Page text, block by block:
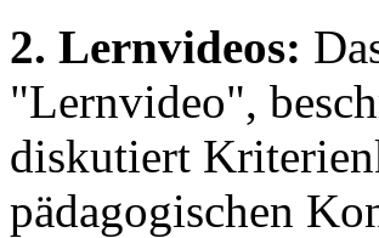
2. Lernvideos:
"Lernvideo",
diskutiert
pädagogischen